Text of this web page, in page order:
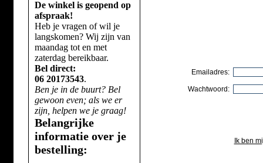
De winkel is geopend op
afspraak!
Heb je vragen of wil je
langskomen? Wij zijn van
maandag tot en met
zaterdag bereikbaar.
Bel direct:
06 20173543.
Ben je in de buurt? Bel
gewoon even; als we er
zijn, helpen we je graag!
Belangrijke
informatie over je
bestelling:
Emailadres:
Wachtwoord:
Ik ben